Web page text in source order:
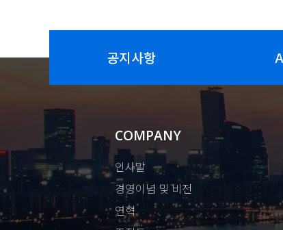
공지사항
COMPANY
인사말
경영이념 및 비전
연혁